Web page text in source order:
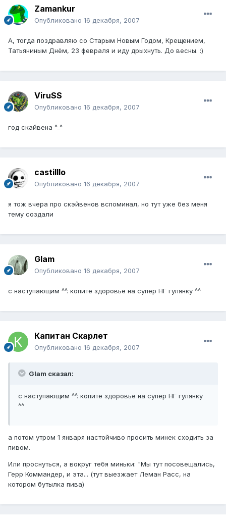
Zamankur
Опубликовано 16 декабря, 2007
А, тогда поздравляю со Старым Новым Годом, Крещением,
Татьяниным Днём, 23 февраля и иду дрыхнуть. До весны. :)
ViruSS
Опубликовано 16 декабря, 2007
год скайвена ^_^
castilllo
Опубликовано 16 декабря, 2007
я тож вчера про скэйвенов вспоминал, но тут уже без меня
тему создали
Glam
Опубликовано 16 декабря, 2007
с наступающим ^^. копите здоровье на супер НГ гулянку ^^
Капитан Скарлет
Опубликовано 16 декабря, 2007
Glam сказал:
с наступающим ^^. копите здоровье на супер НГ гулянку
^^
а потом утром 1 января настойчиво просить минек сходить за
пивом.
Или проснуться, а вокруг тебя миньки: "Мы тут посовещались,
Герр Коммандер, и эта... (тут выезжает Леман Расс, на
котором бутылка пива)